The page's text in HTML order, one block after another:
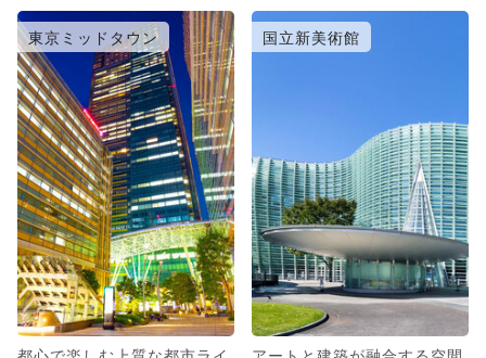
東京ミッドタウン 国立新美術館